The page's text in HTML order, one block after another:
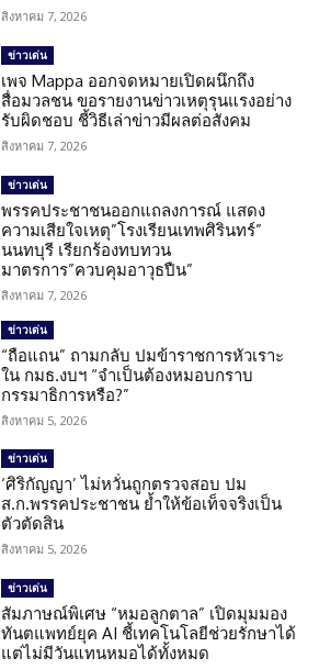
สิงหาคม 7, 2026
ข่าวเด่น
เพจ Mappa ออกจดหมายเปิดผนึกถึง
สื่อมวลชน ขอรายงานข่าวเหตุรุนแรงอย่าง
รับผิดชอบ ชี้วิธีเล่าข่าวมีผลต่อสังคม
สิงหาคม 7, 2026
ข่าวเด่น
พรรคประชาชนออกแถลงการณ์ แสดง
ความเสียใจเหตุ”โรงเรียนเทพศิรินทร์”
นนทบุรี เรียกร้องทบทวน
มาตรการ”ควบคุมอาวุธปืน”
สิงหาคม 7, 2026
ข่าวเด่น
“ถือแถน” ถามกลับ ปมข้าราชการหัวเราะ
ใน กมธ.งบฯ “จำเป็นต้องหมอบกราบ
กรรมาธิการหรือ?”
สิงหาคม 5, 2026
ข่าวเด่น
‘ศิริกัญญา’ ไม่หวั่นถูกตรวจสอบ ปม
ส.ก.พรรคประชาชน ย้ำให้ข้อเท็จจริงเป็น
ตัวตัดสิน
สิงหาคม 5, 2026
ข่าวเด่น
สัมภาษณ์พิเศษ “หมอลูกตาล” เปิดมุมมอง
ทันตแพทย์ยุค AI ชี้เทคโนโลยีช่วยรักษาได้
แต่ไม่มีวันแทนหมอได้ทั้งหมด